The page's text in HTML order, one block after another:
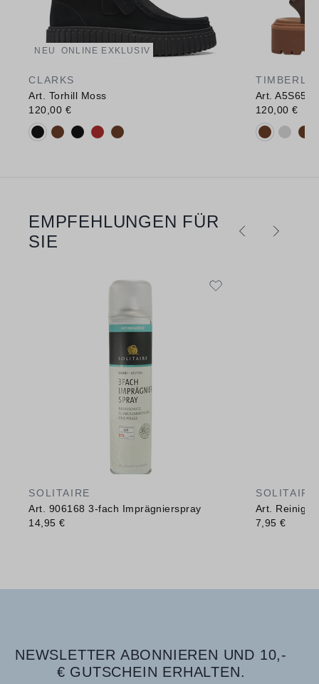
NEU ONLINE EXKLUSIV
CLARKS
Art. Torhill Moss
120,00 €
Verfügbare Farbvarianten:
Art. A5S65
120,00 €
Verfügbare
Produktgalerie überspringen
EMPFEHLUNGEN FÜR
SIE
SOLITAIRE
Art. 906168 3-fach Imprägnierspray
14,95 €
SOLITAIRE
Art.
7,95 €
NEWSLETTER ABONNIEREN UND 10,-
€ GUTSCHEIN ERHALTEN.